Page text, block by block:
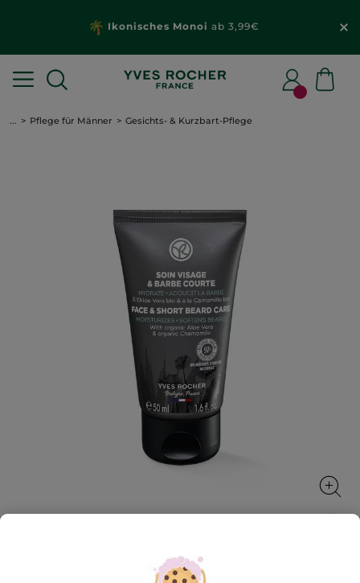
Ikonisches Monoi ab 3,99€
... Pflege für Männer Gesichts- & Kurzbart-Pflege